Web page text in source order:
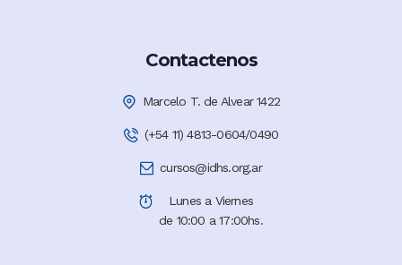
Contactenos
Marcelo T. de Alvear 1422
(+54 11) 4813-0604/0490
cursos@idhs.org.ar
Lunes a Viernes
de 10:00 a 17:00hs.